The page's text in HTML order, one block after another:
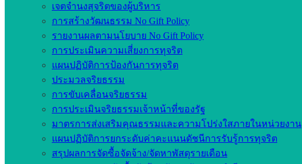
เจตจำนงสุจริตของผู้บริหาร
การสร้างวัฒนธรรม No Gift Policy
รายงานผลตามนโยบาย No Gift Policy
การประเมินความเสี่ยงการทุจริต
แผนปฏิบัติการป้องกันการทุจริต
ประมวลจริยธรรม
การขับเคลื่อนจริยธรรม
การประเมินจริยธรรมเจ้าหน้าที่ของรัฐ
มาตรการส่งเสริมคุณธรรมและความโปร่งใสภายในหน่วยงาน
แผนปฏิบัติการยกระดับค่าคะแนนดัชนีการรับรู้การทุจริต
สรุปผลการจัดซื้อจัดจ้าง/จัดหาพัสดุรายเดือน